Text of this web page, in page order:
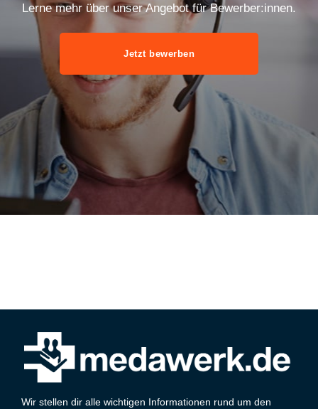
Lerne mehr über unser Angebot für Bewerber:innen.
Jetzt bewerben
Wir stellen dir alle wichtigen Informationen rund um den